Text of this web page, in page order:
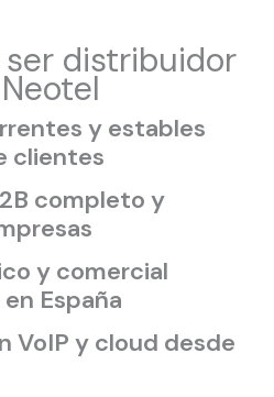
distribuidor
y estables
clientes
completo y
y comercial
España
VoIP y cloud desde